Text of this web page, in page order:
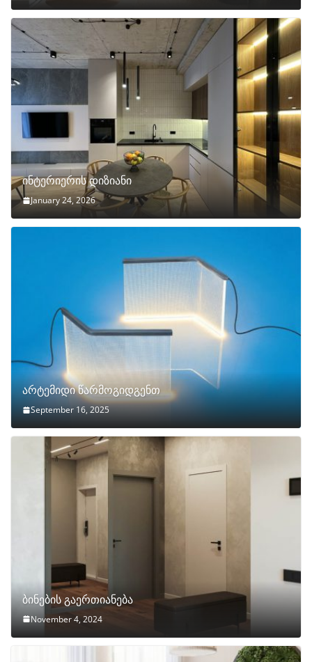
ინტერიერის დიზიანი
January 24, 2026
არტემიდი წარმოგიდგენთ
September 16, 2025
ბინების გაერთიანება
November 4, 2024